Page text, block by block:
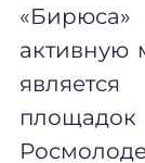
активную